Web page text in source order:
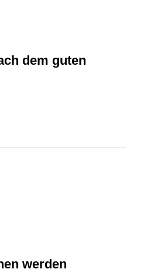
dem guten
werden